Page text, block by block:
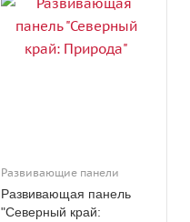
Развивающие панели
Развивающая панель
"Северный край: